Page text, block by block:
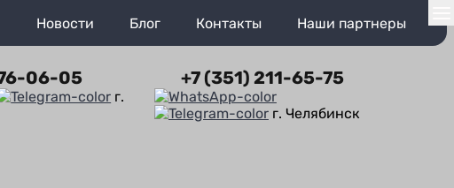
Новости Блог Контакты Наши партнеры
г.
06-05
г. Челябинск
+7 (351) 211-65-75